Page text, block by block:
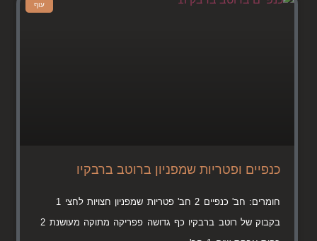
עוף
כנפיים ופטריות שמפניון ברוטב ברבקיו
חומרים: חב' כנפיים 2 חב' פטריות שמפניון חצויות לחצי 1
בקבוק של רוטב ברבקיו כף גדושה פפריקה מתוקה מעושנת 2